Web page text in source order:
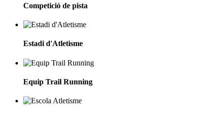
Competició de pista
Estadi d'Atletisme
Equip Trail Running